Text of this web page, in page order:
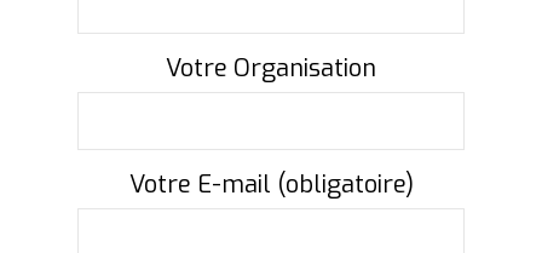
Votre Organisation
Votre E-mail (obligatoire)